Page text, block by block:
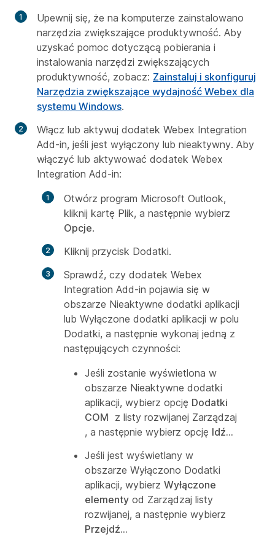
Upewnij się, że na komputerze zainstalowano
narzędzia zwiększające produktywność. Aby
uzyskać pomoc dotyczącą pobierania i
instalowania narzędzi zwiększających
produktywność, zobacz: Zainstaluj i skonfiguruj
Narzędzia zwiększające wydajność Webex dla
systemu Windows.
Włącz lub aktywuj dodatek Webex Integration
Add-in, jeśli jest wyłączony lub nieaktywny. Aby
włączyć lub aktywować dodatek Webex
Integration Add-in:
Otwórz program Microsoft Outlook,
kliknij kartę Plik, a następnie wybierz
Opcje.
Kliknij przycisk Dodatki.
Sprawdź, czy dodatek Webex
Integration Add-in pojawia się w
obszarze Nieaktywne dodatki aplikacji
lub Wyłączone dodatki aplikacji w polu
Dodatki, a następnie wykonaj jedną z
następujących czynności:
Jeśli zostanie wyświetlona w
obszarze Nieaktywne dodatki
aplikacji, wybierz opcję Dodatki
COM z listy rozwijanej Zarządzaj
, a następnie wybierz opcję Idź...
Jeśli jest wyświetlany w
obszarze Wyłączono Dodatki
aplikacji, wybierz Wyłączone
elementy od Zarządzaj listy
rozwijanej, a następnie wybierz
Przejdź...